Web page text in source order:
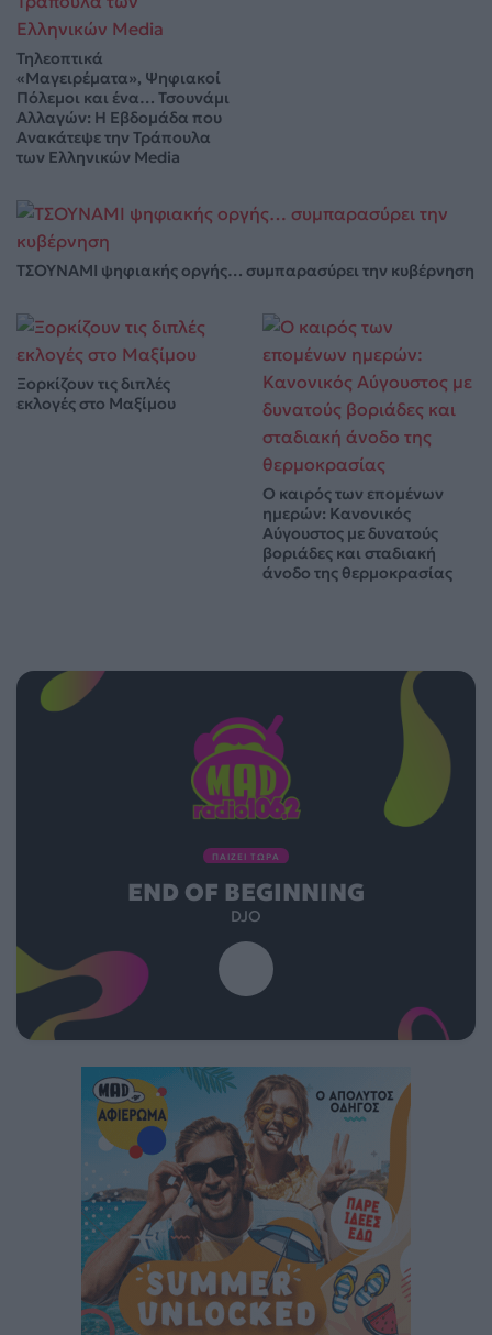
Τηλεοπτικά
«Μαγειρέματα», Ψηφιακοί
Πόλεμοι και ένα… Τσουνάμι
Αλλαγών: Η Εβδομάδα που
Ανακάτεψε την Τράπουλα
των Ελληνικών Media
ΤΣΟΥΝΑΜΙ ψηφιακής οργής… συμπαρασύρει την κυβέρνηση
Ξορκίζουν τις διπλές
εκλογές στο Μαξίμου
Ο καιρός των επομένων
ημερών: Κανονικός
Αύγουστος με δυνατούς
βοριάδες και σταδιακή
άνοδο της θερμοκρασίας
ΠΑΙΖΕΙ ΤΩΡΑ
END OF BEGINNING
DJO